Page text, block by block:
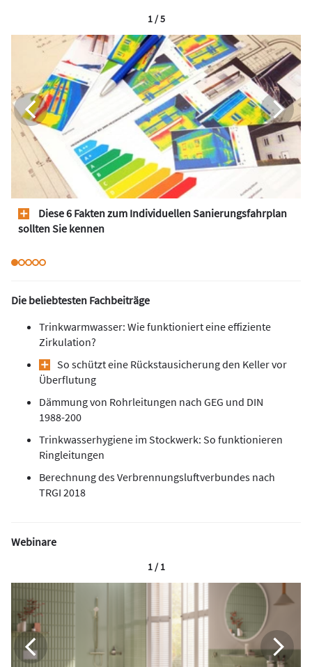
Diese 6 Fakten zum Individuellen Sanierungsfahrplan
sollten Sie kennen
1 / 5
Die beliebtesten Fachbeiträge
Trinkwarmwasser: Wie funktioniert eine effiziente
Zirkulation?
So schützt eine Rückstausicherung den Keller vor
Überflutung
Dämmung von Rohrleitungen nach GEG und DIN
1988-200
Trinkwasserhygiene im Stockwerk: So funktionieren
Ringleitungen
Berechnung des Verbrennungsluftverbundes nach
TRGI 2018
Webinare
1 / 1